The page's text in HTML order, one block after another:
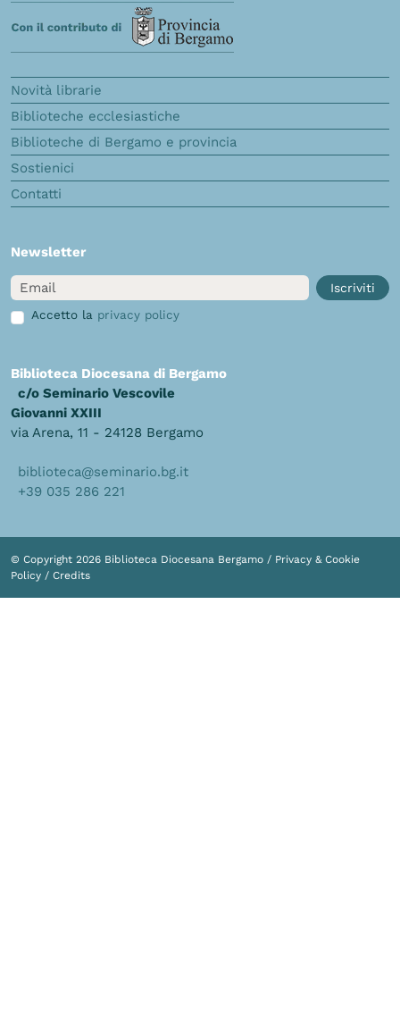
Novità librarie
Biblioteche ecclesiastiche
Biblioteche di Bergamo e provincia
Sostienici
Contatti
Newsletter
Email
Iscriviti
Accetto la privacy policy
Biblioteca Diocesana di Bergamo
c/o Seminario Vescovile
Giovanni XXIII
via Arena, 11 - 24128 Bergamo
biblioteca@seminario.bg.it
+39 035 286 221
© Copyright 2026 Biblioteca Diocesana Bergamo / Privacy & Cookie
Policy / Credits